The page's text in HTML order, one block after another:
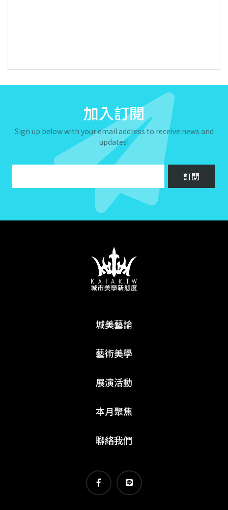
加入訂閱
Sign up below with your email address to receive news and
updates!
城美藝論
藝術美學
展演活動
本月聚焦
聯絡我們